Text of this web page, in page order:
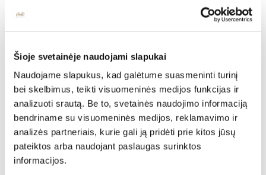
Šioje svetainėje naudojami slapukai
Naudojame slapukus, kad galėtume suasmeninti turinį
bei skelbimus, teikti visuomeninės medijos funkcijas ir
analizuoti srautą. Be to, svetainės naudojimo informaciją
bendriname su visuomeninės medijos, reklamavimo ir
analizės partneriais, kurie gali ją pridėti prie kitos jūsų
pateiktos arba naudojant paslaugas surinktos
informacijos.